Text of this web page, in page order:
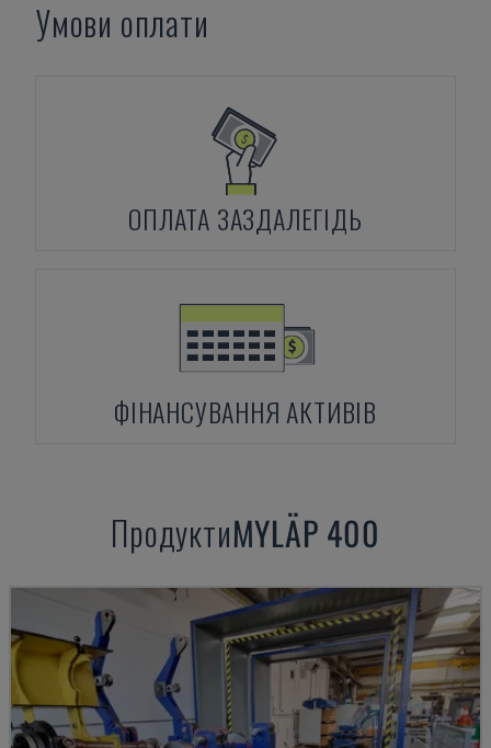
Умови оплати
ОПЛАТА ЗАЗДАЛЕГІДЬ
ФІНАНСУВАННЯ АКТИВІВ
ПродуктиMYLÄP 400